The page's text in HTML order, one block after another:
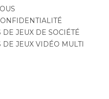
DE JEUX DE SOCIÉTÉ
DE JEUX VIDÉO MULTI